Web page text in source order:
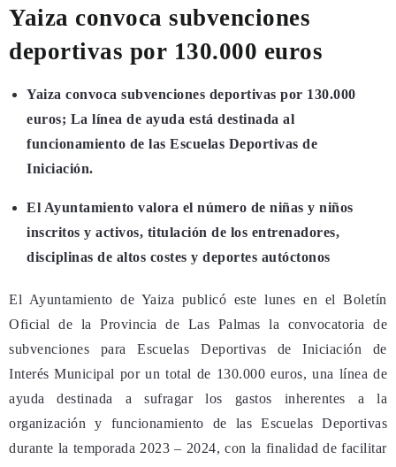
Yaiza convoca subvenciones
deportivas por 130.000 euros
Yaiza convoca subvenciones deportivas por 130.000
euros; La línea de ayuda está destinada al
funcionamiento de las Escuelas Deportivas de
Iniciación.
El Ayuntamiento valora el número de niñas y niños
inscritos y activos, titulación de los entrenadores,
disciplinas de altos costes y deportes autóctonos
El Ayuntamiento de Yaiza publicó este lunes en el Boletín
Oficial de la Provincia de Las Palmas la convocatoria de
subvenciones para Escuelas Deportivas de Iniciación de
Interés Municipal por un total de 130.000 euros, una línea de
ayuda destinada a sufragar los gastos inherentes a la
organización y funcionamiento de las Escuelas Deportivas
durante la temporada 2023 – 2024, con la finalidad de facilitar